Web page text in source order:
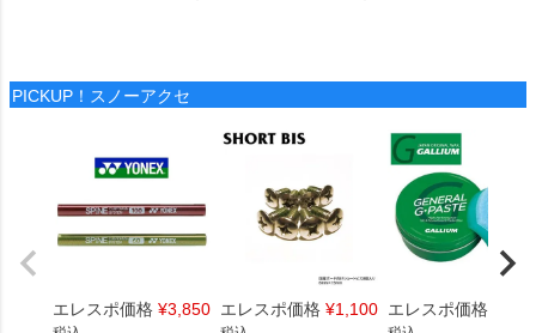
PICKUP！スノーアクセ
エレスポ価格 ¥3,850 エレスポ価格 ¥1,100 エレスポ価格